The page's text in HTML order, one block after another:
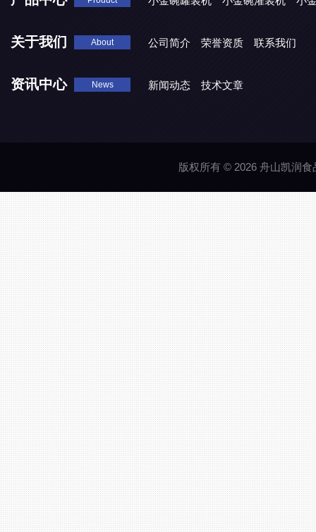
关于我们 About 公司简介 荣誉资质 联系我们
资讯中心 News 新闻动态 技术文章
版权所有 © 2026 舟山凯润